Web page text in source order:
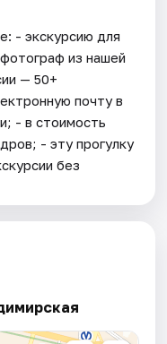
- экскурсию для
из нашей
— 50+
почту в
- в стоимость
- эту прогулку
без